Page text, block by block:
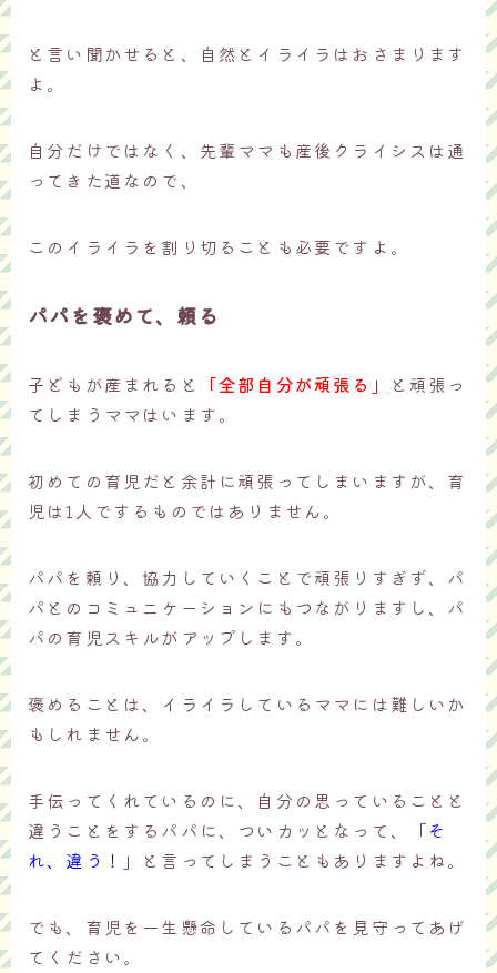
と言い聞かせると、自然とイライラはおさまります
よ。
自分だけではなく、先輩ママも産後クライシスは通
ってきた道なので、
このイライラを割り切ることも必要ですよ。
パパを褒めて、頼る
子どもが産まれると 「全部自分が頑張る」
と頑張っ
てしまうママはいます。
初めての育児だと余計に頑張ってしまいますが、育
児は1人でするものではありません。
パパを頼り、協力していくことで頑張りすぎず、パ
パとのコミュニケーションにもつながりますし、パ
パの育児スキルがアップします。
褒めることは、イライラしているママには難しいか
もしれません。
手伝ってくれているのに、自分の思っていることと
違うことをするパパに、ついカッとなって、
「そ
れ、違う！」
と言ってしまうこともありますよね。
でも、育児を一生懸命しているパパを見守ってあげ
てください。